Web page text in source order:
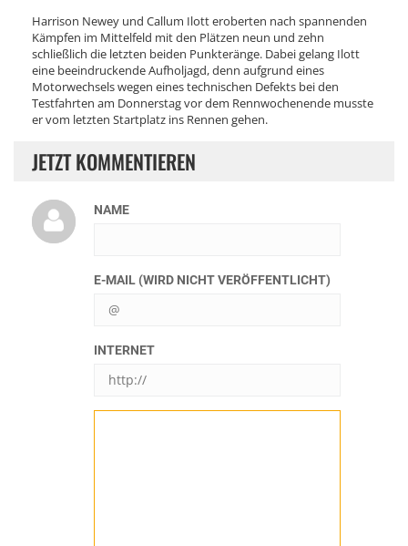
Harrison Newey und Callum Ilott eroberten nach spannenden
Kämpfen im Mittelfeld mit den Plätzen neun und zehn
schließlich die letzten beiden Punkteränge. Dabei gelang Ilott
eine beeindruckende Aufholjagd, denn aufgrund eines
Motorwechsels wegen eines technischen Defekts bei den
Testfahrten am Donnerstag vor dem Rennwochenende musste
er vom letzten Startplatz ins Rennen gehen.
JETZT KOMMENTIEREN
NAME
E-MAIL (WIRD NICHT VERÖFFENTLICHT)
INTERNET